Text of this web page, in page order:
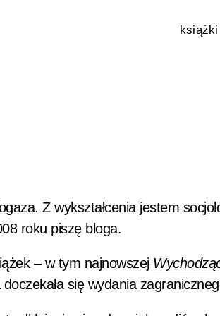
książki
Z wykształcenia jestem
roku piszę bloga.
– w tym najnowszej
się wydania